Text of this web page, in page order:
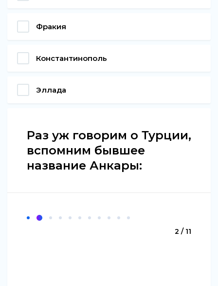
Фракия
Константинополь
Эллада
Раз уж говорим о Турции,
вспомним бывшее
название Анкары:
2 / 11